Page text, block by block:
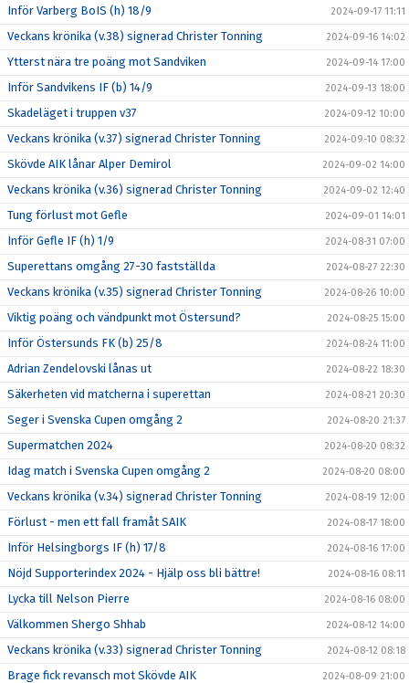
Inför Varberg BoIS (h) 18/9 2024-09-17 11:11
Veckans krönika (v.38) signerad Christer Tonning 2024-09-16 14:02
Ytterst nära tre poäng mot Sandviken 2024-09-14 17:00
Inför Sandvikens IF (b) 14/9 2024-09-13 18:00
Skadeläget i truppen v37 2024-09-12 10:00
Veckans krönika (v.37) signerad Christer Tonning 2024-09-10 08:32
Skövde AIK lånar Alper Demirol 2024-09-02 14:00
Veckans krönika (v.36) signerad Christer Tonning 2024-09-02 12:40
Tung förlust mot Gefle 2024-09-01 14:01
Inför Gefle IF (h) 1/9 2024-08-31 07:00
Superettans omgång 27-30 fastställda 2024-08-27 22:30
Veckans krönika (v.35) signerad Christer Tonning 2024-08-26 10:00
Viktig poäng och vändpunkt mot Östersund? 2024-08-25 15:00
Inför Östersunds FK (b) 25/8 2024-08-24 11:00
Adrian Zendelovski lånas ut 2024-08-22 18:30
Säkerheten vid matcherna i superettan 2024-08-21 20:30
Seger i Svenska Cupen omgång 2 2024-08-20 21:37
Supermatchen 2024 2024-08-20 08:32
Idag match i Svenska Cupen omgång 2 2024-08-20 08:00
Veckans krönika (v.34) signerad Christer Tonning 2024-08-19 12:00
Förlust - men ett fall framåt SAIK 2024-08-17 18:00
Inför Helsingborgs IF (h) 17/8 2024-08-16 17:00
Nöjd Supporterindex 2024 - Hjälp oss bli bättre! 2024-08-16 08:11
Lycka till Nelson Pierre 2024-08-16 08:00
Välkommen Shergo Shhab 2024-08-12 14:00
Veckans krönika (v.33) signerad Christer Tonning 2024-08-12 08:18
Brage fick revansch mot Skövde AIK 2024-08-09 21:00